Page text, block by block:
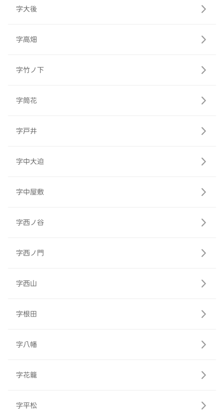
字大後
字高畑
字竹ノ下
字筒花
字戸井
字中大迫
字中屋敷
字西ノ谷
字西ノ門
字西山
字根田
字八幡
字花籠
字平松